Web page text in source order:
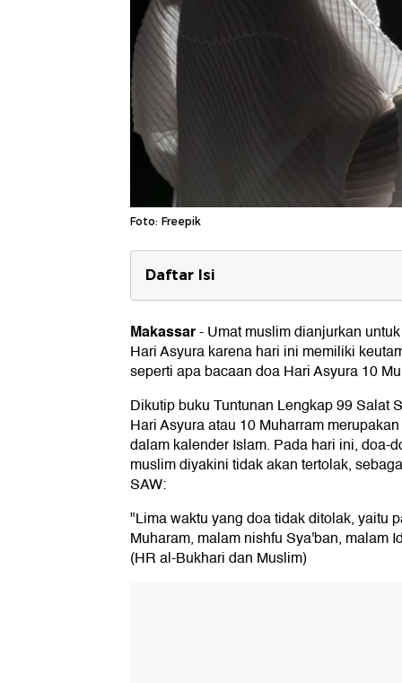
Foto: Freepik
Daftar Isi
Doa Hari Asyura 10 Muharram
Waktu Membaca Doa Hari Asyura
Tata Cara Membaca Doa Hari
Keutamaan Doa dan Dzikir Hari
1. Tidak Dimatikan pada Tahun itu
2. Dipanjangkan Umur oleh Allah SWT
3. Hati Tidak akan Mati
Makassar-Umat muslim dianjurkan
Hari Asyura karena hari ini memiliki
seperti apa bacaan doa Hari Asyura 10
Dikutip buku Tuntunan Lengkap 99 Salat
Hari Asyura atau 10 Muharram
dalam kalender Islam. Pada hari ini, doa-
muslim diyakini tidak akan tertolak,
SAW:
"Lima waktu yang doa tidak ditolak, yaitu
Muharam, malam nishfu Sya'ban, malam
(HR al-Bukhari dan Muslim)